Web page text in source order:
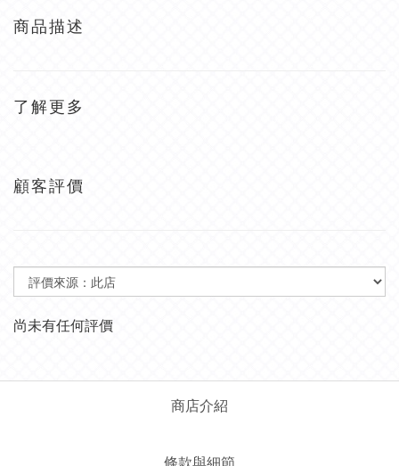
商品描述
了解更多
顧客評價
尚未有任何評價
商店介紹